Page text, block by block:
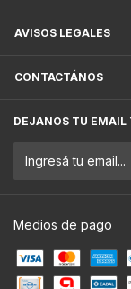
AVISOS LEGALES
CONTACTÁNOS
DEJANOS TU EMAIL
Medios de pago